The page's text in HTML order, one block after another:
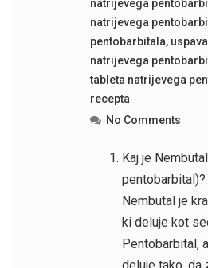
natrijevega
natrijevega
pentobarbitala,
natrijevega
tableta natrijevega
recepta
No Comments
Kaj je
pentobarbital)?
Nembutal je
ki deluje kot
Pentobarbital,